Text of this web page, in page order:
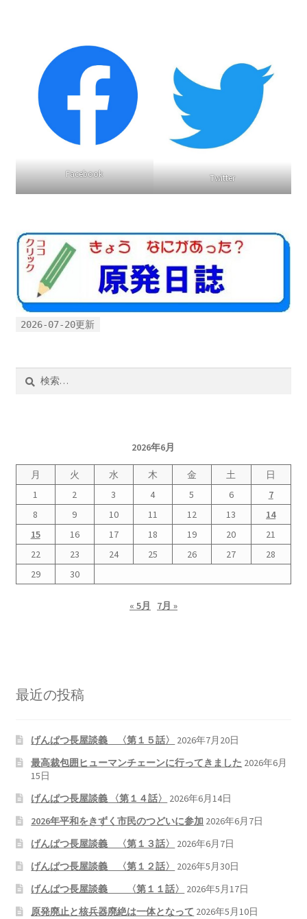
Facebook Twitter
2026-07-20更新
2026年6月
月 火 水 木 金 土
日
1
2 3 4 5 6
7
8
9 10 11 12 13
14
15
16 17 18 19 20
21
22
23 24 25 26 27
28
29
30
« 5月 7月 »
最近の投稿
げんぱつ長屋談義 〈第１５話〉
2026年7月20日
最高裁包囲ヒューマンチェーンに行ってきました 2026年6月
15日
げんぱつ長屋談義 〈第１４話〉
2026年6月14日
2026年平和をきずく市民のつどいに参加 2026年6月7日
げんぱつ長屋談義 〈第１３話〉
2026年6月7日
げんぱつ長屋談義 〈第１２話〉
2026年5月30日
げんぱつ長屋談義 〈第１１話〉
2026年5月17日
原発廃止と核兵器廃絶は一体となって 2026年5月10日